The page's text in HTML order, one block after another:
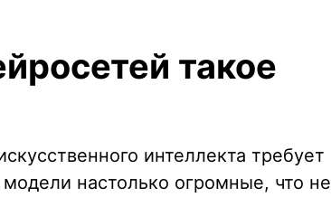
такое
интеллекта требует
настолько огромные, что не